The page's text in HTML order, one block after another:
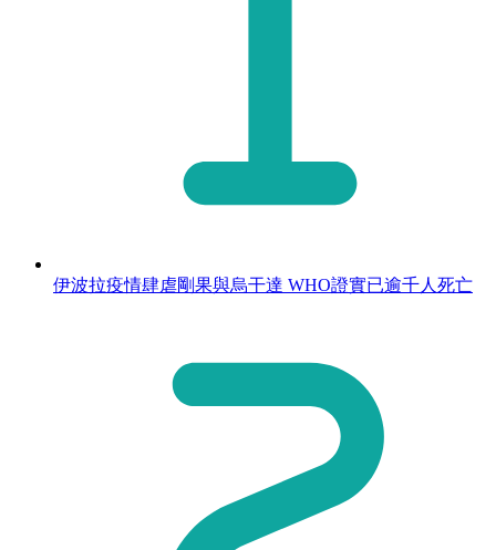
伊波拉疫情肆虐剛果與烏干達 WHO證實已逾千人死亡